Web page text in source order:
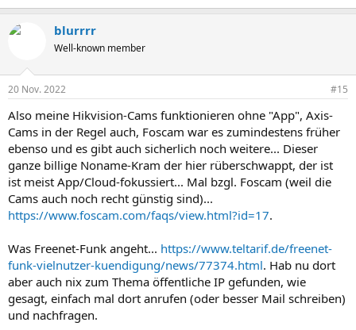
blurrrr
Well-known member
20 Nov. 2022 #15
Also meine Hikvision-Cams funktionieren ohne "App", Axis-
Cams in der Regel auch, Foscam war es zumindestens früher
ebenso und es gibt auch sicherlich noch weitere... Dieser
ganze billige Noname-Kram der hier rüberschwappt, der ist
ist meist App/Cloud-fokussiert... Mal bzgl. Foscam (weil die
Cams auch noch recht günstig sind)...
https://www.foscam.com/faqs/view.html?id=17.
Was Freenet-Funk angeht... https://www.teltarif.de/freenet-
funk-vielnutzer-kuendigung/news/77374.html. Hab nu dort
aber auch nix zum Thema öffentliche IP gefunden, wie
gesagt, einfach mal dort anrufen (oder besser Mail schreiben)
und nachfragen.